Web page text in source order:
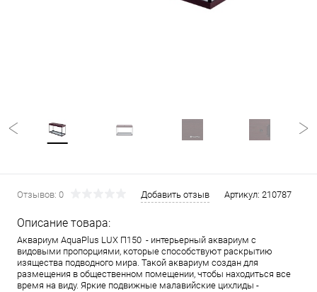
Отзывов: 0 Добавить отзыв Артикул: 210787
Описание товара:
Аквариум AquaPlus LUX П150 - интерьерный аквариум с
видовыми пропорциями, которые способствуют раскрытию
изящества подводного мира. Такой аквариум создан для
размещения в общественном помещении, чтобы находиться все
время на виду. Яркие подвижные малавийские цихлиды -